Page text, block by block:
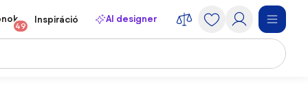
49
Inspiráció AI designer